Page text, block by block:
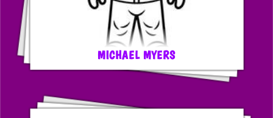
MICHAEL MYERS